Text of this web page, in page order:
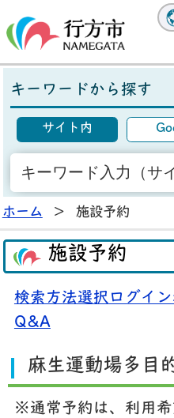
キーワードから探す
サイト内
ホーム > 施設予約
施設予約
検索方法選択 ログイン
Q&A
麻生運動場多目
※通常予約は、利用